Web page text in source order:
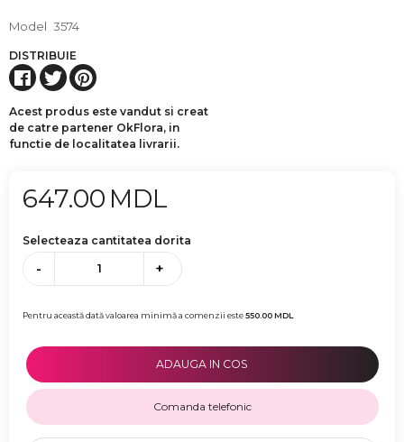
Model 3574
DISTRIBUIE
Acest produs este vandut si creat
de catre partener OkFlora, in
functie de localitatea livrarii.
647.00 MDL
Selecteaza cantitatea dorita
- +
Pentru această dată valoarea minimă a comenzii este550.00MDL
ADAUGA IN COS
Comanda telefonic